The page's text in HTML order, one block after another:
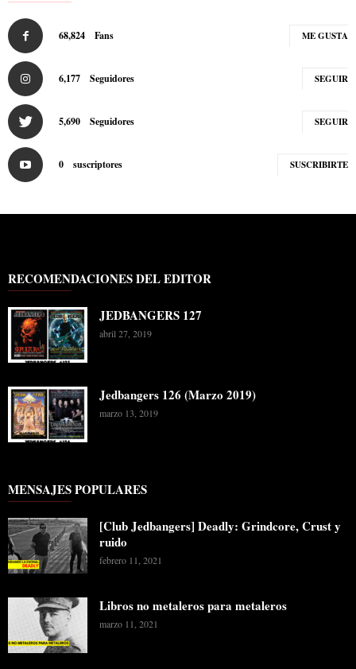
68,824 Fans ME GUSTA
6,177 Seguidores SEGUIR
5,690 Seguidores SEGUIR
0 suscriptores SUSCRIBIRTE
RECOMENDACIONES DEL EDITOR
JEDBANGERS 127
abril 27, 2019
Jedbangers 126 (Marzo 2019)
marzo 13, 2019
MENSAJES POPULARES
[Club Jedbangers] Deadly: Grindcore, Crust y
ruido
febrero 11, 2021
Libros no metaleros para metaleros
marzo 11, 2021